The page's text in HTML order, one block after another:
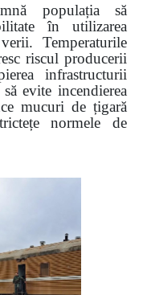
populația să
în utilizarea
Temperaturile
riscul producerii
infrastructurii
evite incendierea
mucuri de țigară
normele de